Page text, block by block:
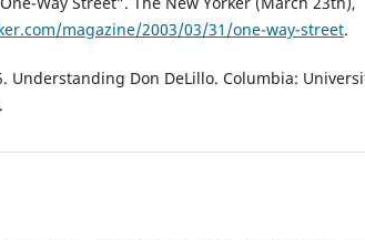
magazine/2003/03/31/one-way-street.
Understanding Don DeLillo. Columbia: